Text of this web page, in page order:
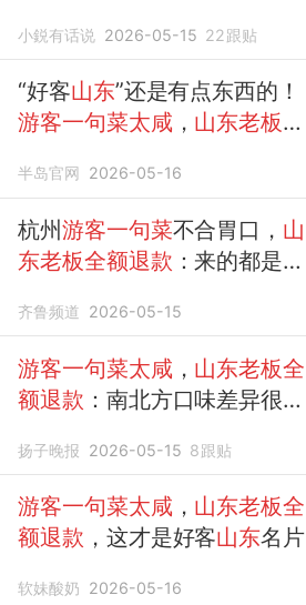
小鋭有话说 2026-05-15 22跟贴
“好客山东”还是有点东西的！
游客一句菜太咸 ， 山东老板全
半岛官网 2026-05-16
杭州游客一句菜不合胃口， 山
东老板全额退款 ：来的都是朋
齐鲁频道 2026-05-15
游客一句菜太咸 ， 山东老板全
额退款 ：南北方口味差异很正
心；游客：在山东，你可以说
菜 不好吃，但不能说人不行
扬子晚报 2026-05-15 8跟贴
游客一句菜太咸 ， 山东老板全
额退款 ，这才是好客山东名片
软妹酸奶 2026-05-16